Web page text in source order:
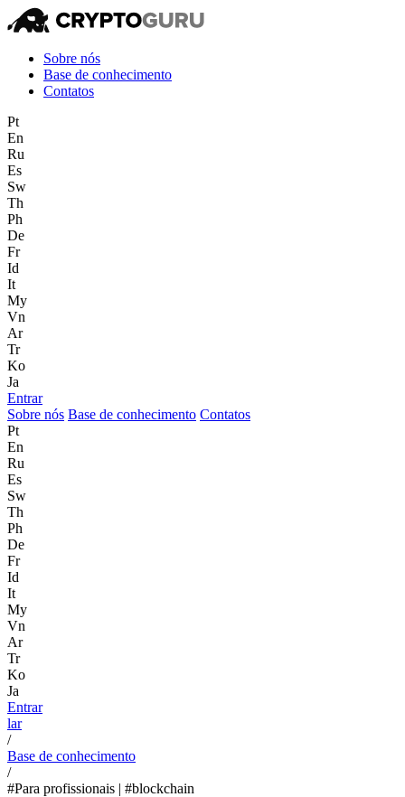
Sobre nós
Base de conhecimento
Contatos
Pt
En
Ru
Es
Sw
Th
Ph
De
Fr
Id
It
My
Vn
Ar
Tr
Ko
Ja
Entrar
Sobre nós Base de conhecimento Contatos
Pt
En
Ru
Es
Sw
Th
Ph
De
Fr
Id
It
My
Vn
Ar
Tr
Ko
Ja
Entrar
lar
/
Base de conhecimento
/
#Para profissionais | #blockchain